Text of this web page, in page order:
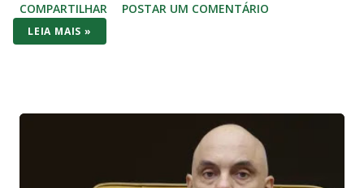
como parceira de verificação — a mesma infraestrutura KYC
usada por serviços financeiros — e exige passaporte físico,
medida, no entanto, não é universal. A Anthropic lançou o
mecanismo de autenticação em alguns casos de uso do
Claude para prevenir abusos, aplicar políticas de uso e
COMPARTILHAR POSTAR UM COMENTÁRIO
LEIA MAIS »